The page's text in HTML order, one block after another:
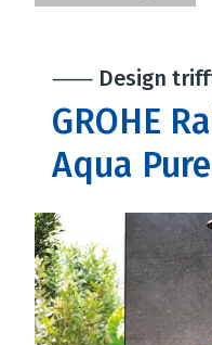
⸺ Design trifft
GROHE
Aqua Pure